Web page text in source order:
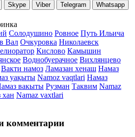
Skype Viber Telegram
Whatsapp
Солодушино Ровное Путь Ильича
Вал Очкуровка Николаевск
Кислово Камышин
Воднобуерачное Вихлянцево
Вакти намоз Ламазан хенаш Намаз
уақыты Namoz vaqtlari Намаз
вакыты Рузман Таквим Namaz
хан Namaz vaxtlari
комментарии